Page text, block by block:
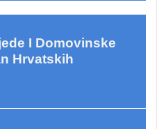
I Domovinske
Hrvatskih